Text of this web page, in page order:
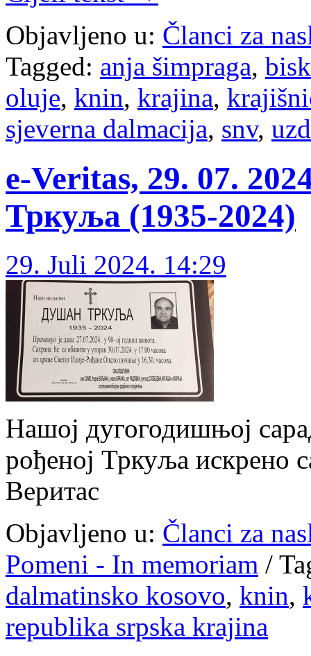
Objavljeno u: Članci za
Tagged: anja šimpraga,
oluje, knin, krajina,
sjeverna dalmacija, snv,
e-Veritas, 29. 07.
Тркуља (1935-2024)
29. Juli 2024. 14:29
Нашој дугогодишњој
рођеној Тркуља искрено
Веритас
Objavljeno u: Članci za
Pomeni - In memoriam /
dalmatinsko kosovo, knin,
republika srpska krajina